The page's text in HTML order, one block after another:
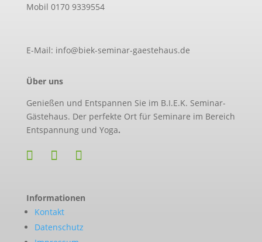
Mobil 0170 9339554
E-Mail: info@biek-seminar-gaestehaus.de
Über uns
Genießen und Entspannen Sie im B.I.E.K. Seminar-
Gästehaus. Der perfekte Ort für Seminare im Bereich
Entspannung und Yoga.
Informationen
Kontakt
Datenschutz